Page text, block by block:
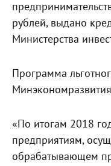
рублей, выдано
Министерства
Программа
«По итогам 2018
предприятиям,
обрабатывающем